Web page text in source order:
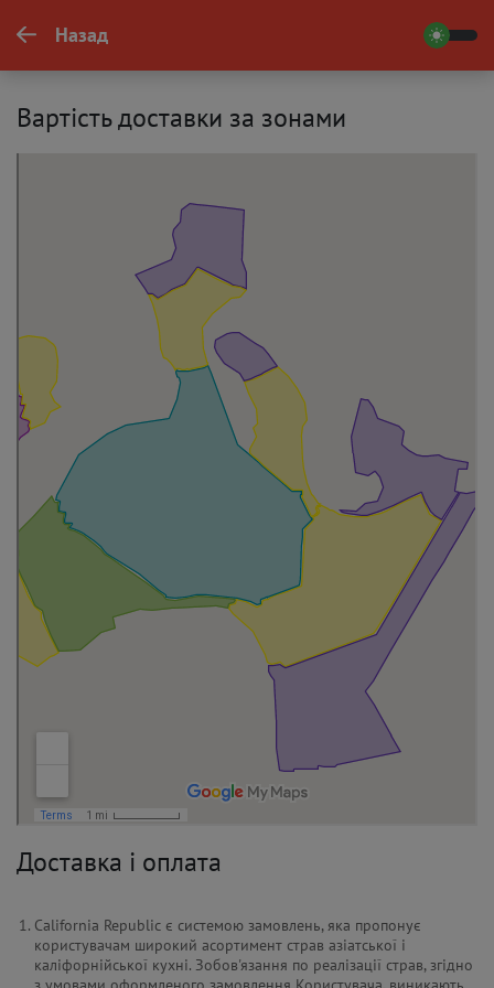
Назад
Вартість доставки за зонами
Доставка і оплата
California Republic є системою замовлень, яка пропонує
користувачам широкий асортимент страв азіатської і
каліфорнійської кухні. Зобов'язання по реалізації страв, згідно